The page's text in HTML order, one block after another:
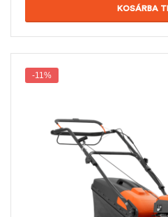
KOSÁRBA
-11%